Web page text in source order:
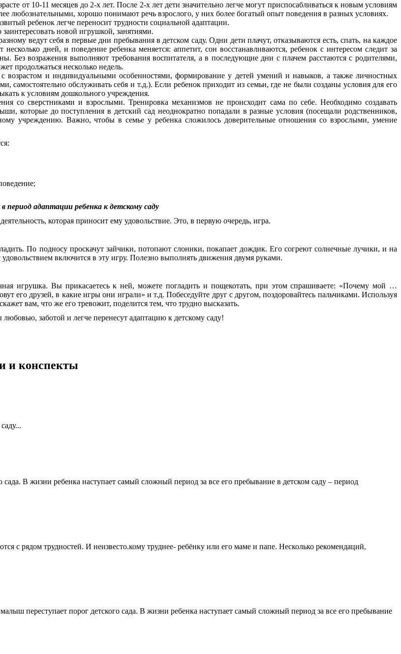
от 10-11 месяцев до 2-х лет. После 2-х лет дети значительно легче могут приспосабливаться к новым условиям
любознательными, хорошо понимают речь взрослого, у них более богатый опыт поведения в разных условиях.
ребенок легче переносит трудности социальной адаптации.
новой игрушкой, занятиями.
ведут себя в первые дни пребывания в детском саду. Одни дети плачут, отказываются есть, спать, на каждое
дней, и поведение ребенка меняется: аппетит, сон восстанавливаются, ребенок с интересом следит за
Без возражения выполняют требования воспитателя, а в последующие дни с плачем расстаются с родителями,
продолжаться несколько недель.
возрастом и индивидуальными особенностями, формирование у детей умений и навыков, а также личностных
самостоятельно обслуживать себя и т.д.). Если ребенок приходит из семьи, где не были созданы условия для его
к условиям дошкольного учреждения.
со сверстниками и взрослыми. Тренировка механизмов не происходит сама по себе. Необходимо создавать
которые до поступления в детский сад неоднократно попадали в разные условия (посещали родственников,
учреждению. Важно, чтобы в семье у ребенка сложилось доверительные отношения со взрослыми, умение
период адаптации ребенка к детскому саду
которая приносит ему удовольствие. Это, в первую очередь, игра.
По подносу проскачут зайчики, потопают слоники, покапает дождик. Его согреют солнечные лучики, и на
включится в эту игру. Полезно выполнять движения двумя руками.
игрушка. Вы прикасаетесь к ней, можете погладить и пощекотать, при этом спрашиваете: «Почему мой …
его друзей, в какие игры они играли» и т.д. Побеседуйте друг с другом, поздоровайтесь пальчиками. Используя
вам, что же его тревожит, поделится тем, что трудно высказать.
заботой и легче перенесут адаптацию к детскому саду!
и конспекты
В жизни ребенка наступает самый сложный период за все его пребывание в детском саду – период
с рядом трудностей. И неизвесто.кому труднее- ребёнку или его маме и папе. Несколько рекомендаций,
переступает порог детского сада. В жизни ребенка наступает самый сложный период за все его пребывание